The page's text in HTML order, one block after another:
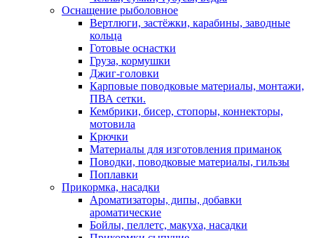
Оснащение рыболовное
Вертлюги, застёжки, карабины, заводные
кольца
Готовые оснастки
Груза, кормушки
Джиг-головки
Карповые поводковые материалы, монтажи,
ПВА сетки.
Кембрики, бисер, стопоры, коннекторы,
мотовила
Крючки
Материалы для изготовления приманок
Поводки, поводковые материалы, гильзы
Поплавки
Прикормка, насадки
Ароматизаторы, дипы, добавки
ароматические
Бойлы, пеллетс, макуха, насадки